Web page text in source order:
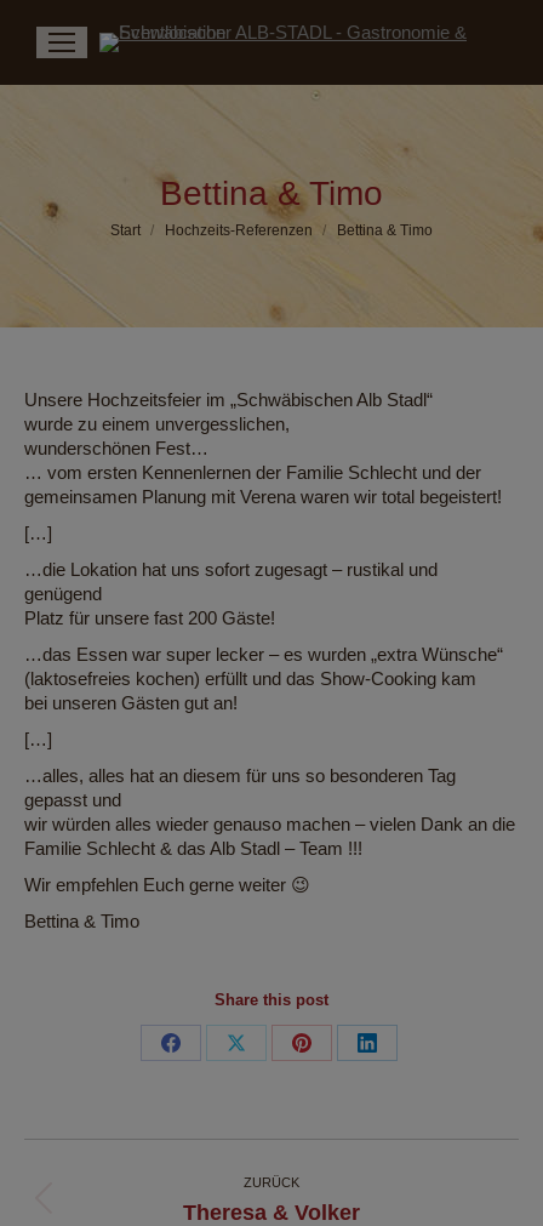
Bettina & Timo
Sie befinden sich hier:
Start Hochzeits-Referenzen Bettina & Timo
Unsere Hochzeitsfeier im „Schwäbischen Alb Stadl“
wurde zu einem unvergesslichen,
wunderschönen Fest…
… vom ersten Kennenlernen der Familie Schlecht und der
gemeinsamen Planung mit Verena waren wir total begeistert!
[…]
…die Lokation hat uns sofort zugesagt – rustikal und
genügend
Platz für unsere fast 200 Gäste!
…das Essen war super lecker – es wurden „extra Wünsche“
(laktosefreies kochen) erfüllt und das Show-Cooking kam
bei unseren Gästen gut an!
[…]
…alles, alles hat an diesem für uns so besonderen Tag
gepasst und
wir würden alles wieder genauso machen – vielen Dank an die
Familie Schlecht & das Alb Stadl – Team !!!
Wir empfehlen Euch gerne weiter 😉
Bettina & Timo
Share this post
Share
Share
Share
Share
ZURÜCK
Vorheriger
Theresa & Volker